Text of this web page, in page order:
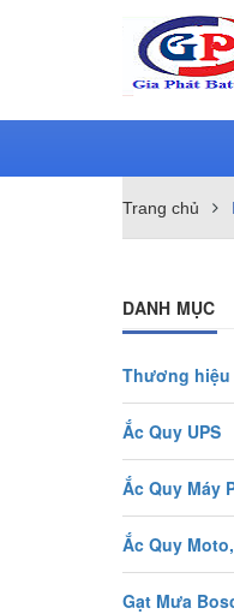
Trang chủ
DANH MỤC
Thương hiệu
Ắc Quy UPS
Ắc Quy Máy
Ắc Quy
Gạt Mưa